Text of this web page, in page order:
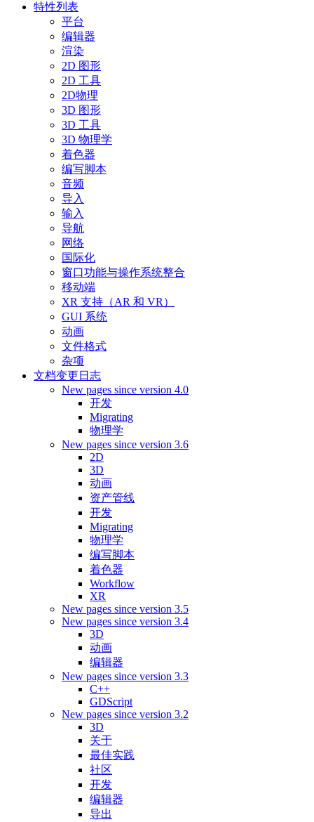
特性列表
平台
编辑器
渲染
2D 图形
2D 工具
2D物理
3D 图形
3D 工具
3D 物理学
着色器
编写脚本
音频
导入
输入
导航
网络
国际化
窗口功能与操作系统整合
移动端
XR 支持（AR 和 VR）
GUI 系统
动画
文件格式
杂项
文档变更日志
New pages since version 4.0
开发
Migrating
物理学
New pages since version 3.6
2D
3D
动画
资产管线
开发
Migrating
物理学
编写脚本
着色器
Workflow
XR
New pages since version 3.5
New pages since version 3.4
3D
动画
编辑器
New pages since version 3.3
C++
GDScript
New pages since version 3.2
3D
关于
最佳实践
社区
开发
编辑器
导出